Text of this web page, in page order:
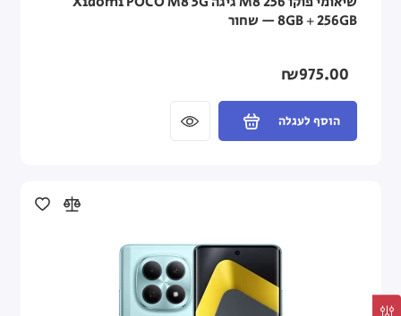
‏8GB + 256GB — שחור
₪975.00
הוסף לעגלה